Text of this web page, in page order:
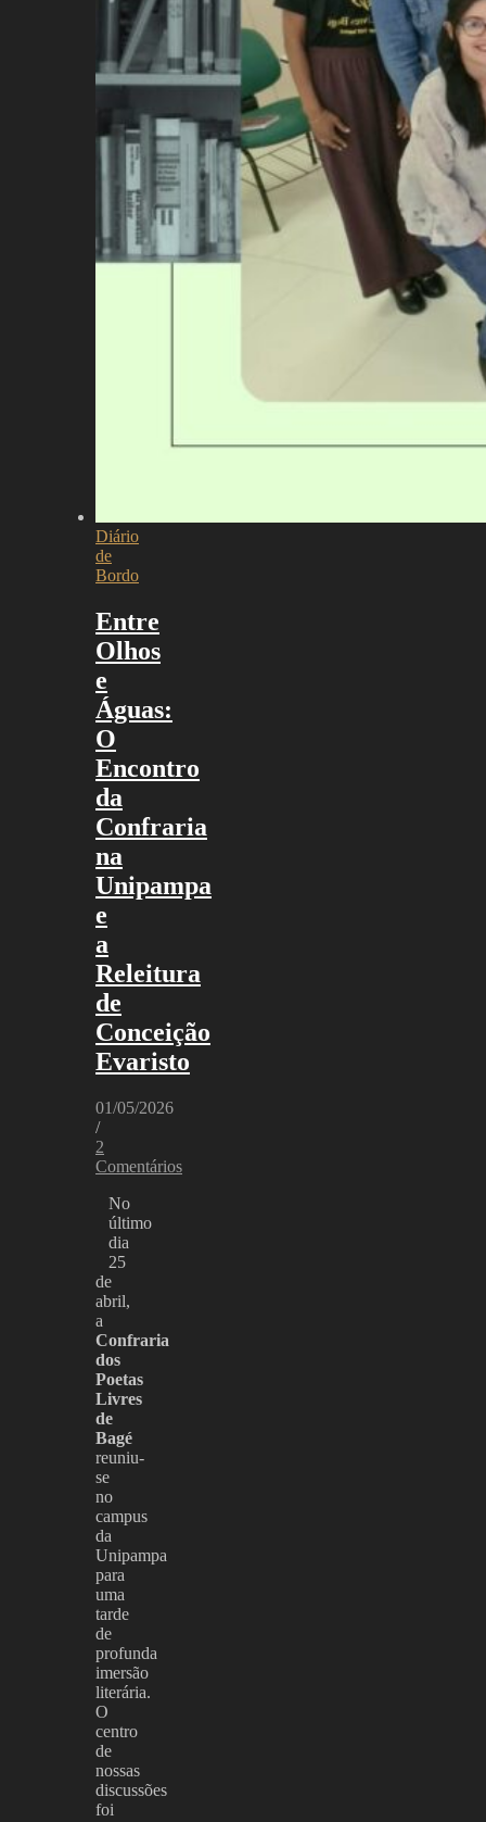
Diário
de
Bordo
Entre
Olhos
e
Águas:
O
Encontro
da
Confraria
na
Unipampa
e
a
Releitura
de
Conceição
Evaristo
01/05/2026
/
2
Comentários
No
último
dia
25
de
abril,
a
Confraria
dos
Poetas
Livres
de
Bagé
reuniu-
se
no
campus
da
Unipampa
para
uma
tarde
de
profunda
imersão
literária.
O
centro
de
nossas
discussões
foi